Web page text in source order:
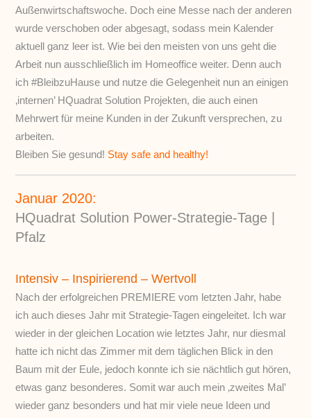
Außenwirtschaftswoche. Doch eine Messe nach der anderen
wurde verschoben oder abgesagt, sodass mein Kalender
aktuell ganz leer ist. Wie bei den meisten von uns geht die
Arbeit nun ausschließlich im Homeoffice weiter. Denn auch
ich #BleibzuHause und nutze die Gelegenheit nun an einigen
‚internen’ HQuadrat Solution Projekten, die auch einen
Mehrwert für meine Kunden in der Zukunft versprechen, zu
arbeiten.
Bleiben Sie gesund! Stay safe and healthy!
Januar 2020:
HQuadrat Solution Power-Strategie-Tage |
Pfalz
Intensiv – Inspirierend – Wertvoll
Nach der erfolgreichen PREMIERE vom letzten Jahr, habe
ich auch dieses Jahr mit Strategie-Tagen eingeleitet. Ich war
wieder in der gleichen Location wie letztes Jahr, nur diesmal
hatte ich nicht das Zimmer mit dem täglichen Blick in den
Baum mit der Eule, jedoch konnte ich sie nächtlich gut hören,
etwas ganz besonderes. Somit war auch mein ‚zweites Mal’
wieder ganz besonders und hat mir viele neue Ideen und